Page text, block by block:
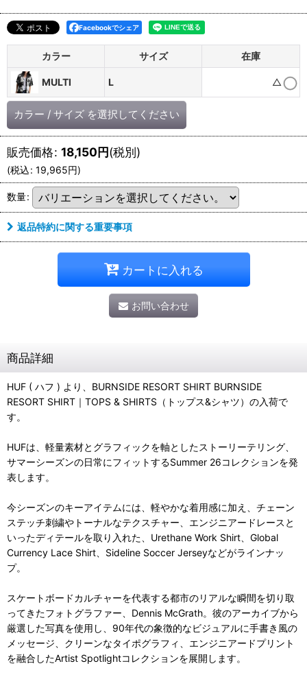
Facebookでシェア
カラー サイズ 在庫
MULTI L △
カラー / サイズ を選択してください
販売価格: 18,150円(税別)
(税込: 19,965円)
数量:
返品特約に関する重要事項
カートに入れる
お問い合わせ
商品詳細
HUF ( ハフ ) より、BURNSIDE RESORT SHIRT BURNSIDE
RESORT SHIRT｜TOPS & SHIRTS（トップス&シャツ）の入荷で
す。
HUFは、軽量素材とグラフィックを軸としたストーリーテリング、
サマーシーズンの日常にフィットするSummer 26コレクションを発
表します。
今シーズンのキーアイテムには、軽やかな着用感に加え、チェーン
ステッチ刺繍やトーナルなテクスチャー、エンジニアードレースと
いったディテールを取り入れた、Urethane Work Shirt、Global
Currency Lace Shirt、Sideline Soccer Jerseyなどがラインナッ
プ。
スケートボードカルチャーを代表する都市のリアルな瞬間を切り取
ってきたフォトグラファー、Dennis McGrath。彼のアーカイブから
厳選した写真を使用し、90年代の象徴的なビジュアルに手書き風の
メッセージ、クリーンなタイポグラフィ、エンジニアードプリント
を融合したArtist Spotlightコレクションを展開します。